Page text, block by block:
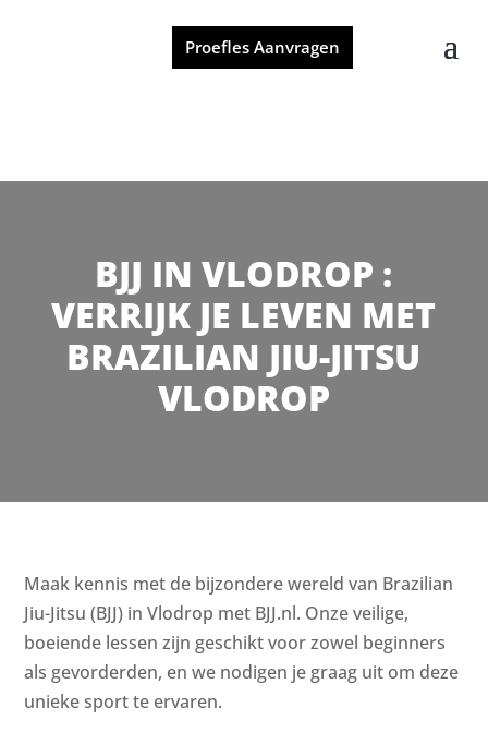
Proefles Aanvragen
BJJ IN VLODROP :
VERRIJK JE LEVEN MET
BRAZILIAN JIU-JITSU
VLODROP
Maak kennis met de bijzondere wereld van Brazilian
Jiu-Jitsu (BJJ) in Vlodrop met BJJ.nl. Onze veilige,
boeiende lessen zijn geschikt voor zowel beginners
als gevorderden, en we nodigen je graag uit om deze
unieke sport te ervaren.